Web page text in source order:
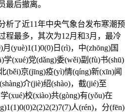
近11年中央气象台发布寒潮预
程最多，其次为12月和3月，最冷
(yuè)1(1)0(0)日(rì)，中(zhōng)国
学(xué)党(dǎng)委(wěi)副(fù)书(shū)
(běi)京(jīng)疫(yì)情(qíng)新(xīn)闻
介(jiè)绍(shào)，截(jié)至
(xué)校(xiào)共(gòng)有(yǒu)在
人(rén)，分(fēn)